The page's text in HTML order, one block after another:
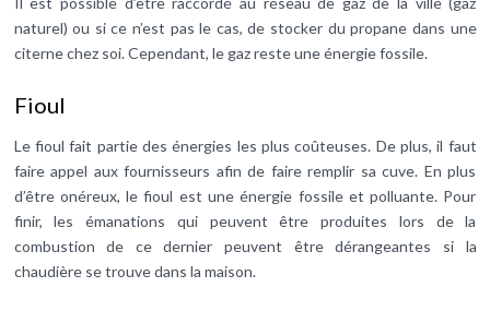
naturel) ou si ce n’est pas le cas, de stocker du propane dans une
citerne chez soi. Cependant, le gaz reste une énergie fossile.
Fioul
Le fioul fait partie des énergies les plus coûteuses. De plus, il faut
faire appel aux fournisseurs afin de faire remplir sa cuve. En plus
d’être onéreux, le fioul est une énergie fossile et polluante. Pour
finir, les émanations qui peuvent être produites lors de la
combustion de ce dernier peuvent être dérangeantes si la
chaudière se trouve dans la maison.